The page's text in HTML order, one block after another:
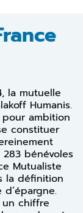
la mutuelle
Humanis.
pour ambition
constituer
bénévoles
Mutualiste
la définition
un chiffre